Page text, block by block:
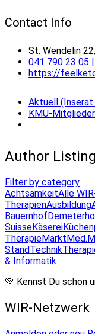
Contact Info
St. Wendelin
041 790 23 05
https://
Aktuell
KMU-Mitglieder
Author
Filter by category
AchtsamkeitAlle
TherapienAusbildung
Bauernhof
SuisseKäserei
TherapieMarkt
StandTechnik
& Informatik
💚 Kennst Du schon
WIR-Netzwerk